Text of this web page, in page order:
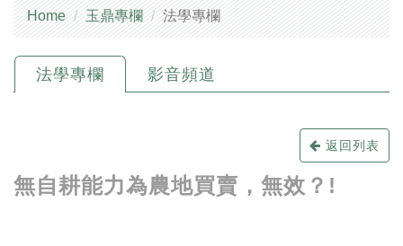
Home 玉鼎專欄 法學專欄
法學專欄 影音頻道
返回列表
無自耕能力為農地買賣，無效？!